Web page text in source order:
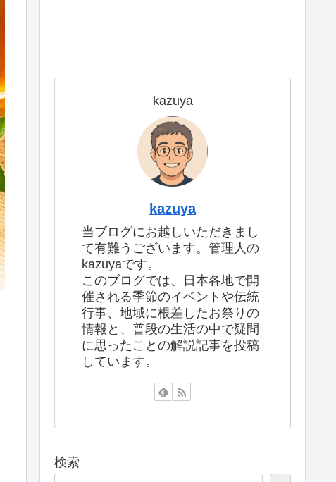
kazuya
kazuya
当ブログにお越しいただきまし
て有難うございます。管理人の
kazuyaです。
このブログでは、日本各地で開
催される季節のイベントや伝統
行事、地域に根差したお祭りの
情報と、普段の生活の中で疑問
に思ったことの解説記事を投稿
しています。
検索